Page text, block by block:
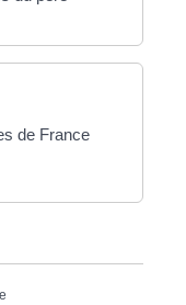
de France